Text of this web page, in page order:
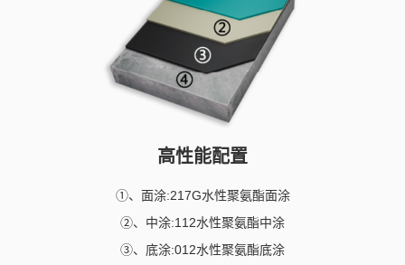
高性能配置
①、面涂:217G水性聚氨酯面涂
②、中涂:112水性聚氨酯中涂
③、底涂:012水性聚氨酯底涂